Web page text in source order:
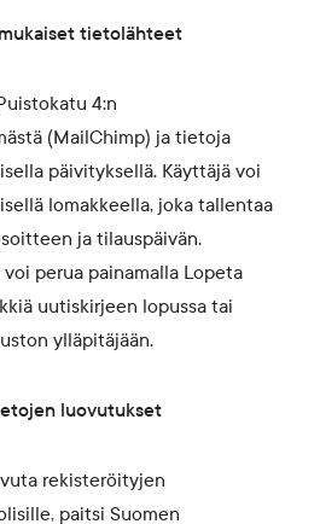
tietolähteet
4:n
(MailChimp) ja tietoja
päivityksellä. Käyttäjä voi
lomakkeella, joka tallentaa
ja tilauspäivän.
perua painamalla Lopeta
uutiskirjeen lopussa tai
ylläpitäjään.
luovutukset
rekisteröityjen
paitsi Suomen